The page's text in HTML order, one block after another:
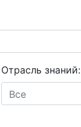
Отрасль знаний:
Все